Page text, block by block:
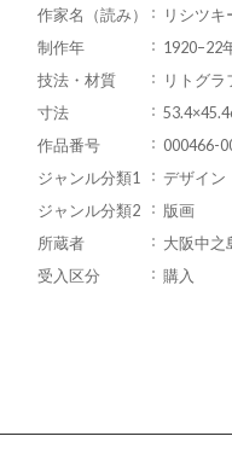
作家名（読み）
リシツキ
制作年
1920–22
技法・材質
リトグラ
寸法
作品番号
000466-
ジャンル分類1
デザイン
ジャンル分類2
版画
所蔵者
大阪中之
受入区分
購入